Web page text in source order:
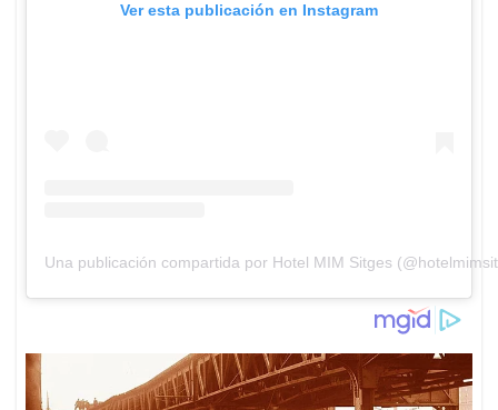
Ver esta publicación en Instagram
Una publicación compartida por Hotel MIM Sitges